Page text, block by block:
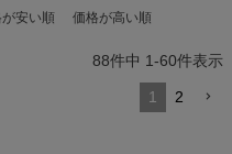
安い順 価格が高い順
88件中 1-60件表示
1 2